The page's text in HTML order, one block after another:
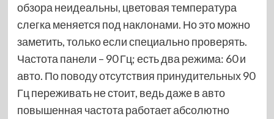
обзора неидеальны, цветовая температура
слегка меняется под наклонами. Но это можно
заметить, только если специально проверять.
Частота панели – 90 Гц; есть два режима: 60 и
авто. По поводу отсутствия принудительных 90
Гц переживать не стоит, ведь даже в авто
повышенная частота работает абсолютно